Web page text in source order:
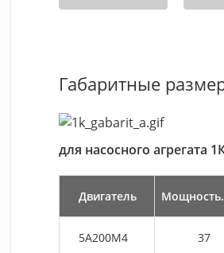
Габаритные
для насосного агрегата
Двигатель
5А200М4 37